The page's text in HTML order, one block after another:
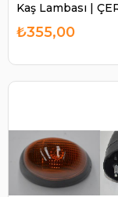
Kaş Lambası |
PD800132
₺355,00